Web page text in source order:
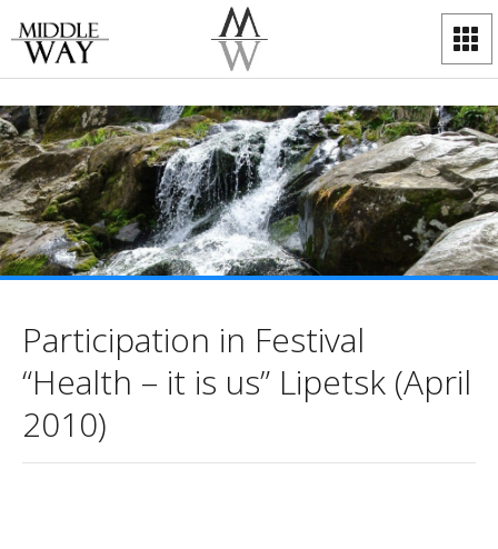
Participation in Festival
“Health – it is us” Lipetsk (April
2010)